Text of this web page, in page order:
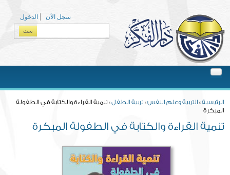
الدخول
سجل الآن
الرئيسية» التربية وعلم النفس» تربية الطفل» تنمية القراءة والكتابة في الطفولة
المبكرة
تنمية القراءة والكتابة في الطفولة المبكرة